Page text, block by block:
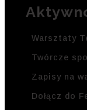
Warsztaty
Twórcze
Zapisy na
Dołącz do